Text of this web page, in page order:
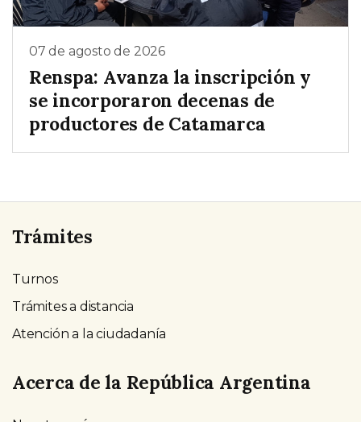
07 de agosto de 2026
Renspa: Avanza la inscripción y
se incorporaron decenas de
productores de Catamarca
Trámites
Turnos
Trámites a distancia
Atención a la ciudadanía
Acerca de la República Argentina